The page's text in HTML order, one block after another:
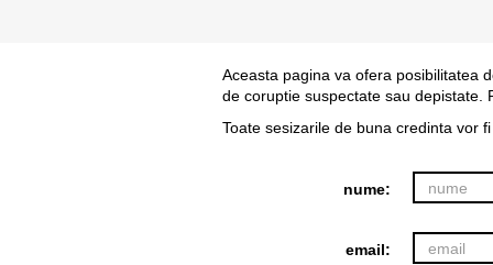
Aceasta pagina va ofera posibilitatea
de coruptie suspectate sau depistate.
Toate sesizarile de buna credinta vor
nume:
email: